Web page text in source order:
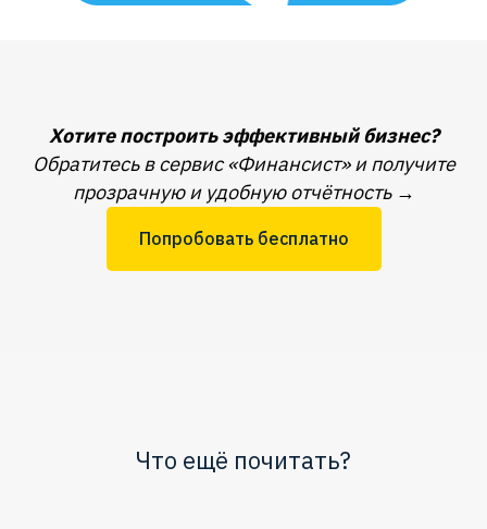
Хотите построить эффективный бизнес?
Обратитесь в сервис «Финансист» и получите
прозрачную и удобную отчётность→
Попробовать бесплатно
Что ещё почитать?